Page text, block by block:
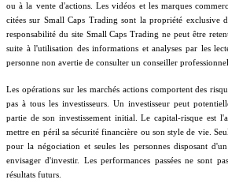
ou à la vente d'actions. Les vidéos et les marques
citées sur Small Caps Trading sont la propriété exclusive
responsabilité du site Small Caps Trading ne peut être
suite à l'utilisation des informations et analyses par les
personne non avertie de consulter un conseiller
Les opérations sur les marchés actions comportent des
pas à tous les investisseurs. Un investisseur peut
partie de son investissement initial. Le capital-risque est
mettre en péril sa sécurité financière ou son style de vie.
pour la négociation et seules les personnes disposant
envisager d'investir. Les performances passées ne sont
résultats futurs.